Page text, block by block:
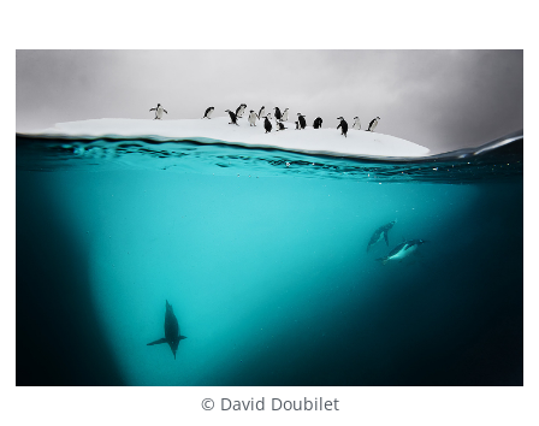
© David Doubilet